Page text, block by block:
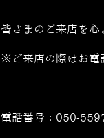
皆さまのご来店を心
※ご来店の際はお電
電話番号： 050-